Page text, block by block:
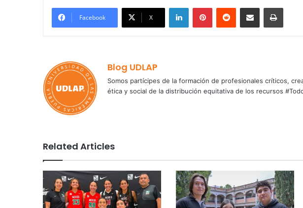
Facebook X
LinkedInPinterestReddit Share via Email Print
Blog UDLAP
Somos partícipes de la formación de profesionales críticos,
ética y social de la distribución equitativa de los recursos
Related Articles